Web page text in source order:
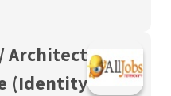
Architect
(Identity